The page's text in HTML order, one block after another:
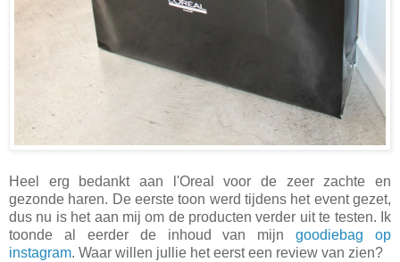
Heel erg bedankt aan l'Oreal voor de zeer zachte en
gezonde haren. De eerste toon werd tijdens het event gezet,
dus nu is het aan mij om de producten verder uit te testen. Ik
toonde al eerder de inhoud van mijngoodiebag op
instagram. Waar willen jullie het eerst een review van zien?